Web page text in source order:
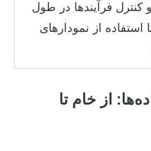
کنترل فرآیندها در طول
استفاده از نمودارهای
از خام تا